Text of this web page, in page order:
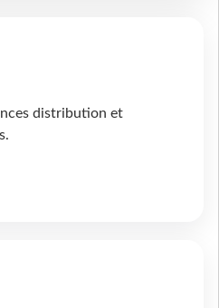
distribution et